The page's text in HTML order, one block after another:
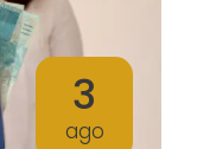
3
ago